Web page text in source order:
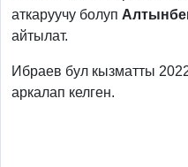
аткаруучу болуп
айтылат.
Ибраев бул кызматты
аркалап келген.